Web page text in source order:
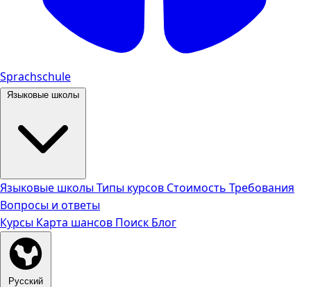
Sprachschule
Языковые школы
Языковые школыТипы курсов Стоимость Требования
Вопросы и ответы
Курсы Карта шансов Поиск Блог
Русский